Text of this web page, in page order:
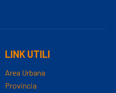
LINK UTILI
Area Urbana
Provincia